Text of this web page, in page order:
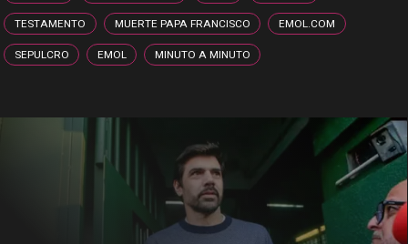
TESTAMENTO MUERTE PAPA FRANCISCO EMOL.COM
SEPULCRO EMOL MINUTO A MINUTO